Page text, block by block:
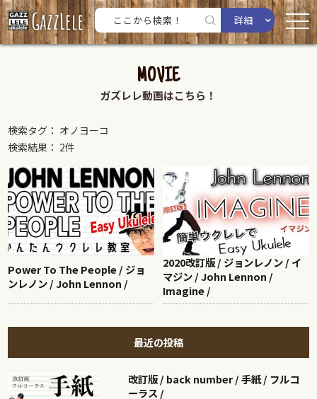
詳細
MOVIE
ガズレレ動画はこちら！
検索タグ： オノヨーコ
検索結果： 2件
Power To The People / ジョ
ンレノン / John Lennon /
2020改訂版 / ジョンレノン / イ
マジン / John Lennon /
Imagine /
最近の投稿
改訂版 / back number / 手紙 / フルコ
ーラス /